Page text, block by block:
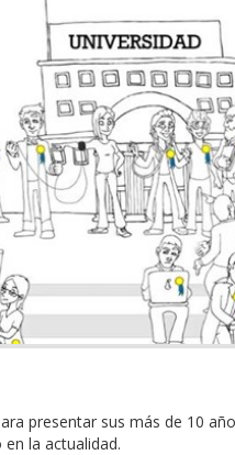
presentar sus más de 10
la actualidad.